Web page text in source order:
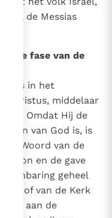
zal de Messias
fase van de
is in het
Christus, middelaar
Omdat Hij de
Zoon van God is, is
Woord van de
Zoon en de gave
openbaring geheel
geloof van de Kerk
aan de